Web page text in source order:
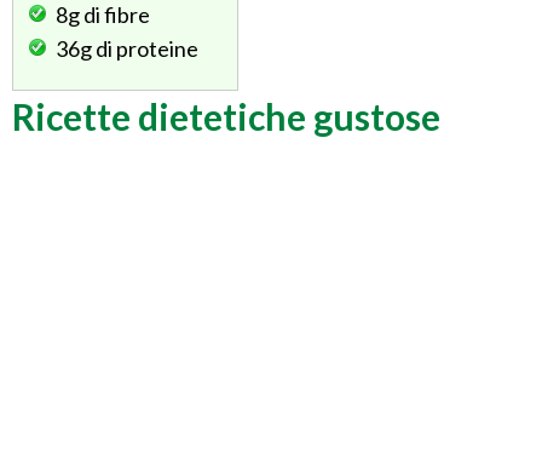
8gdi fibre
36gdi proteine
Ricette dietetiche gustose